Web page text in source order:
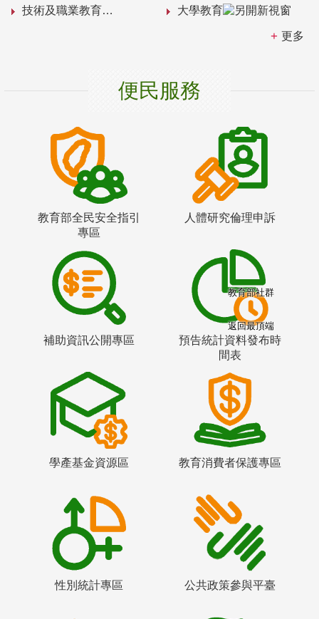
技術及職業教育 大學教育
更多
便民服務
教育部全民安全指引
專區
人體研究倫理申訴
補助資訊公開專區
預告統計資料發布時
間表
學產基金資源區 教育消費者保護專區
性別統計專區 公共政策參與平臺
教育部社群
返回最頂端